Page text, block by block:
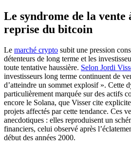
Le syndrome de la vente
reprise du bitcoin
Le marché crypto subit une pression
détenteurs de long terme et les
toute tentative haussière. Selon Jordi
investisseurs long terme continuent de
d’atteindre un sommet explosif ». Cette
particulièrement marquée sur des actifs
encore le Solana, que Visser cite
projets affectés par cette tendance. Ces
anecdotiques : elles reproduisent un
financiers, celui observé après
début des années 2000.